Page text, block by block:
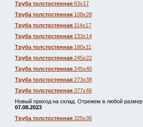
Труба толстостенная 83х17
Труба толстостенная 108х28
Труба толстостенная 114х17
Труба толстостенная 133х14
Труба толстостенная 180х11
Труба толстостенная 245х22
Труба толстостенная 245х40
Труба толстостенная 273х38
Труба толстостенная 377х46
Новый приход на склад. Отрежем в любой размер
07.08.2023
Труба толстостенная 325х36